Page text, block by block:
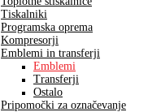
Tiskalniki
Programska oprema
Kompresorji
Emblemi in transferji
Emblemi
Transferji
Ostalo
Pripomočki za označevanje